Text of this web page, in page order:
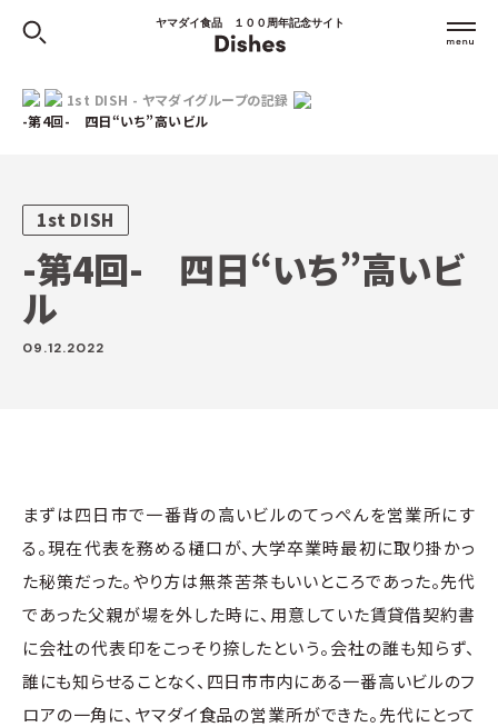
ヤマダイ食品 １００周年記念サイト
1st DISH - ヤマダイグループの記録
-第4回- 四日“いち”高いビル
1st DISH
-第4回- 四日“いち”高いビ
ル
09.12.2022
まずは四日市で一番背の高いビルのてっぺんを営業所にす
る。現在代表を務める樋口が、大学卒業時最初に取り掛かっ
た秘策だった。やり方は無茶苦茶もいいところであった。先代
であった父親が場を外した時に、用意していた賃貸借契約書
に会社の代表印をこっそり捺したという。会社の誰も知らず、
誰にも知らせることなく、四日市市内にある一番高いビルのフ
ロアの一角に、ヤマダイ食品の営業所ができた。先代にとって